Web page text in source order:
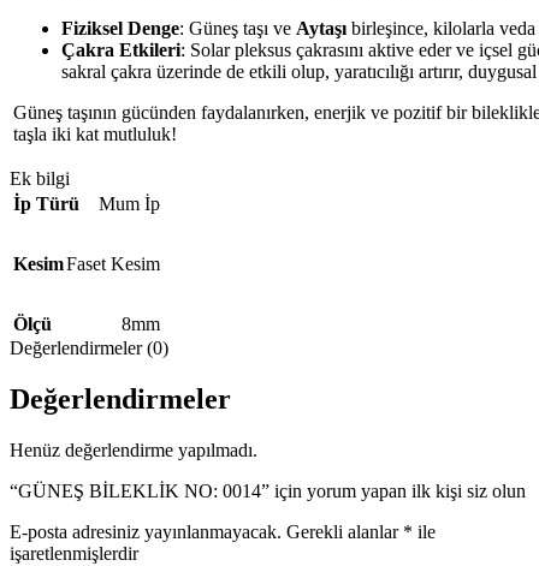
Fiziksel Denge: Güneş taşı ve Aytaşı birleşince, kilolarla
Çakra Etkileri: Solar pleksus çakrasını aktive eder ve içsel
sakral çakra üzerinde de etkili olup, yaratıcılığı artırır,
Güneş taşının gücünden faydalanırken, enerjik ve pozitif bir
taşla iki kat mutluluk!
Ek bilgi
İp Türü
Mum İp
KesimFaset Kesim
Ölçü
8mm
Değerlendirmeler (0)
Değerlendirmeler
Henüz değerlendirme yapılmadı.
“GÜNEŞ BİLEKLİK NO: 0014” için yorum yapan ilk kişi siz olun
E-posta adresiniz yayınlanmayacak. Gerekli alanlar * ile
işaretlenmişlerdir